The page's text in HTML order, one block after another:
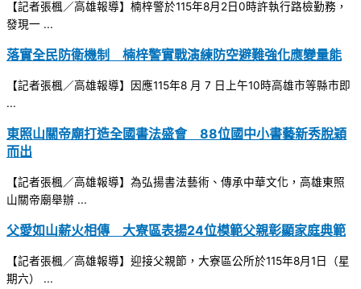
【記者張楓／高雄報導】楠梓警於115年8月2日0時許執行路檢勤務，
發現一 ...
落實全民防衛機制 楠梓警實戰演練防空避難強化應變量能
【記者張楓／高雄報導】因應115年8 月 7 日上午10時高雄市等縣市即
...
東照山關帝廟打造全國書法盛會 88位國中小書藝新秀脫穎
而出
【記者張楓／高雄報導】為弘揚書法藝術、傳承中華文化，高雄東照
山關帝廟舉辦 ...
父愛如山薪火相傳 大寮區表揚24位模範父親彰顯家庭典範
【記者張楓／高雄報導】迎接父親節，大寮區公所於115年8月1日（星
期六） ...